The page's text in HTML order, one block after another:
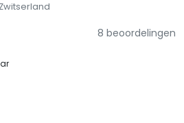
8 beoordelingen